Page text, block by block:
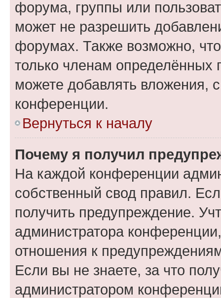
форума, группы или
может не разрешить
форумах. Также возможно,
только членам определённых
можете добавлять вложения,
конференции.
Вернуться к началу
Почему я получил
На каждой конференции
собственный свод правил.
получить предупреждение.
администратора
отношения к
Если вы не знаете, за что
администратором